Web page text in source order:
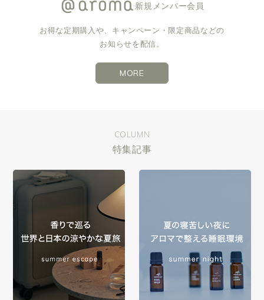
新規メンバー会員
お得な定期購入や、キャンペーン・限定商品などの
お知らせを配信。
MORE
COLUMN
特集記事